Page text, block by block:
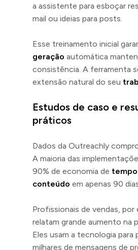
a assistente para esboçar
mail ou ideias para posts.
Esse treinamento inicial
geração automática
consistência. A ferramenta
extensão natural do seu
Estudos de caso e
práticos
Dados da Outreachly
A maioria das
90% de economia de tempo
conteúdo em apenas 90
Profissionais de vendas, por
relatam grande aumento na
Eles usam a tecnologia para
milhares de mensagens de